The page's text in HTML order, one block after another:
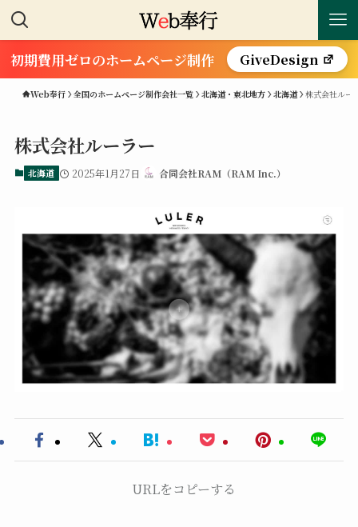
初期費用ゼロのホームページ制作 GiveDesign
Web奉行 全国のホームページ制作会社一覧 北海道・東北地方 北海道 株式会社ルー
株式会社ルーラー
北海道 2025年1月27日 合同会社RAM（RAM Inc.）
URLをコピーする